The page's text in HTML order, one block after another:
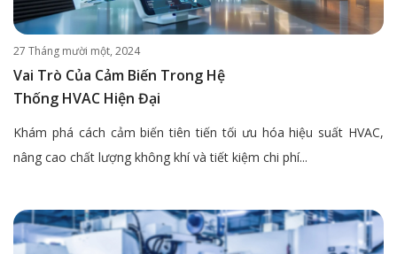
27 Tháng mười một, 2024
Vai Trò Của Cảm Biến Trong Hệ
Thống HVAC Hiện Đại
Khám phá cách cảm biến tiên tiến tối ưu hóa hiệu suất HVAC,
nâng cao chất lượng không khí và tiết kiệm chi phí...